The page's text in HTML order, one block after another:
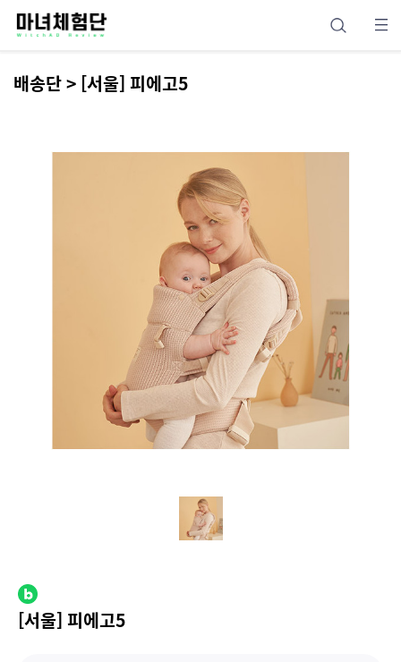
배송단 > [서울] 피에고5
[서울] 피에고5